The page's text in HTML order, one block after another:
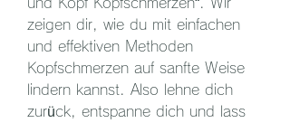
zeigen dir, wie du mit einfachen
und effektiven Methoden
Kopfschmerzen auf sanfte Weise
lindern kannst. Also lehne dich
zurück, entspanne dich und lass